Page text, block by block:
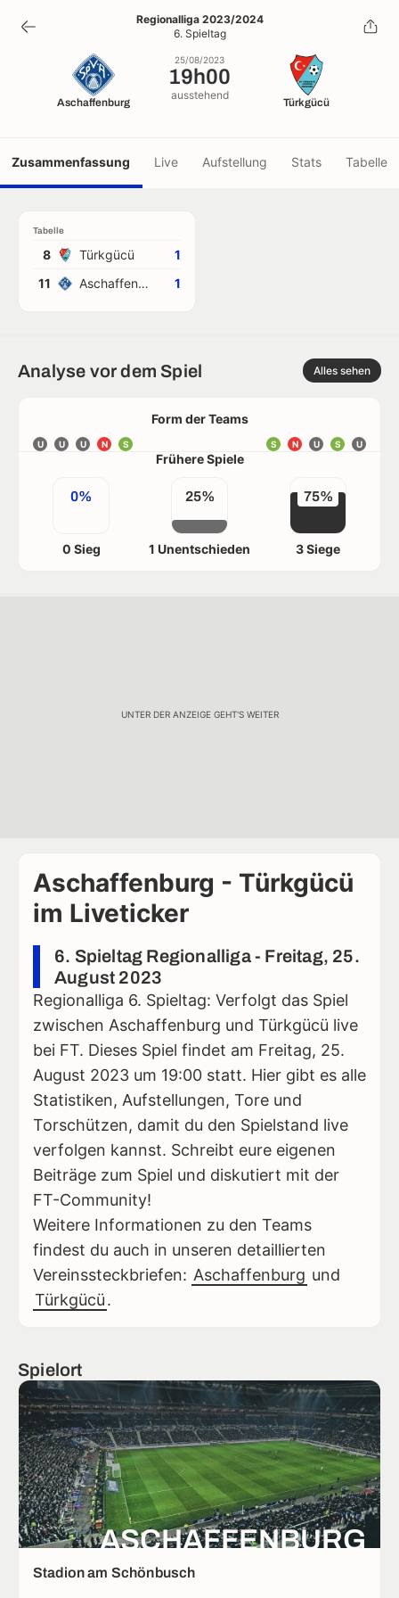
19h00
25/08/2023
Regionalliga 2023/2024
6. Spieltag
Aschaffenburg
25/08/2023
19h00
ausstehend
Türkgücü
Zusammenfassung Live Aufstellung Stats Tabelle
Tabelle
8 Türkgücü
1
11
Aschaffenburg 1
Analyse vor dem Spiel Alles sehen
Form der Teams
U U U N S U
S
U
N
S
Frühere Spiele
0%
0 Sieg
25%
1 Unentschieden
75%
3 Siege
UNTER DER ANZEIGE GEHT'S WEITER
Aschaffenburg - Türkgücü
im Liveticker
6. Spieltag Regionalliga - Freitag, 25.
August 2023
Regionalliga 6. Spieltag: Verfolgt das Spiel
zwischen Aschaffenburg und Türkgücü live
bei FT. Dieses Spiel findet am Freitag, 25.
August 2023 um 19:00 statt. Hier gibt es alle
Statistiken, Aufstellungen, Tore und
Torschützen, damit du den Spielstand live
verfolgen kannst. Schreibt eure eigenen
Beiträge zum Spiel und diskutiert mit der
FT-Community!
Weitere Informationen zu den Teams
findest du auch in unseren detaillierten
Vereinssteckbriefen: Aschaffenburg und
Türkgücü.
Spielort
ASCHAFFENBURG
Stadion am Schönbusch